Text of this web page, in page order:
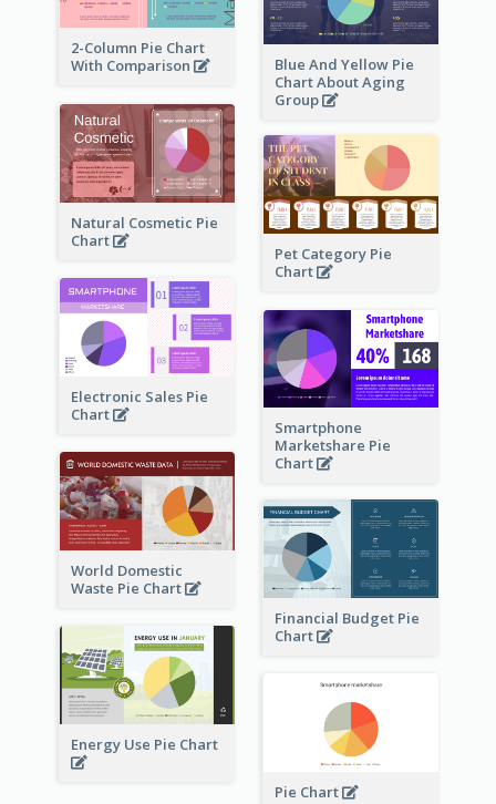
2-Column Pie Chart
With Comparison
Blue And Yellow Pie
Chart About Aging
Group
Natural Cosmetic Pie
Chart
Pet Category Pie
Chart
Electronic Sales Pie
Chart
Smartphone
Marketshare Pie
Chart
World Domestic
Waste Pie Chart
Financial Budget Pie
Chart
Energy Use Pie Chart
Pie Chart